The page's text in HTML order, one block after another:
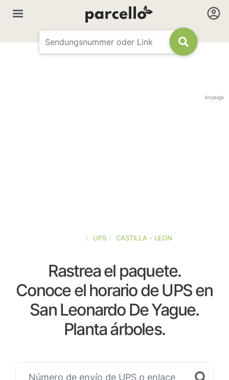
Anzeige
UPS CASTILLA - LEON
Rastrea el paquete.
Conoce el horario de UPS en
San Leonardo De Yague.
Planta árboles.